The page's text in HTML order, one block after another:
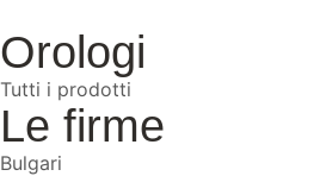
Orologi
Tutti i prodotti
Le firme
Bulgari